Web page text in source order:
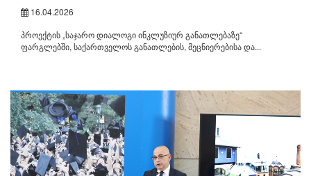
16.04.2026
პროექტის „საჯარო დიალოგი ინკლუზიურ განათლებაზე“
ფარგლებში, საქართველოს განათლების, მეცნიერებისა და...